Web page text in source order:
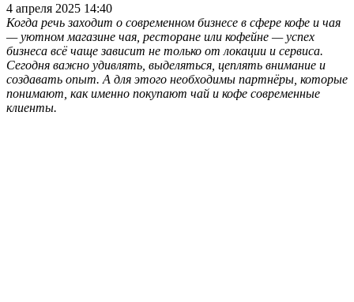
4 апреля 2025 14:40
Когда речь заходит о современном бизнесе в сфере кофе и чая
— уютном магазине чая, ресторане или кофейне — успех
бизнеса всё чаще зависит не только от локации и сервиса.
Сегодня важно удивлять, выделяться, цеплять внимание и
создавать опыт. А для этого необходимы партнёры, которые
понимают, как именно покупают чай и кофе современные
клиенты.